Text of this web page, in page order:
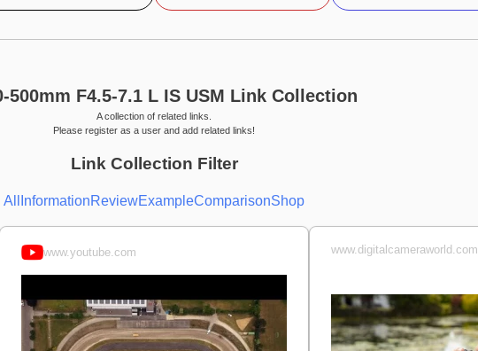
500mm F4.5-7.1 L IS USM Link Collection
A collection of related links.
Please register as a user and add related links!
Link Collection Filter
All InformationReviewExampleComparisonShop
www.youtube.com www.digitalcameraworld.com